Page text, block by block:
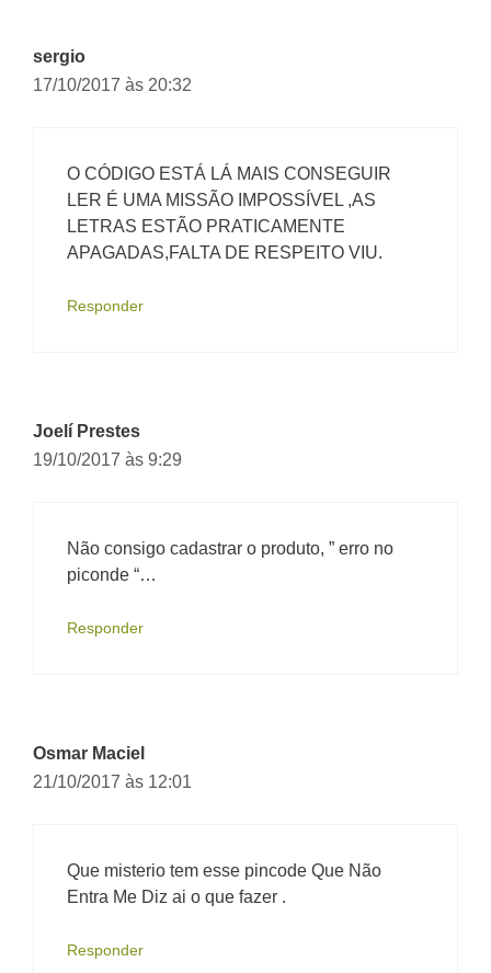
sergio
17/10/2017 às 20:32
O CÓDIGO ESTÁ LÁ MAIS CONSEGUIR
LER É UMA MISSÃO IMPOSSÍVEL ,AS
LETRAS ESTÃO PRATICAMENTE
APAGADAS,FALTA DE RESPEITO VIU.
Responder
Joelí Prestes
19/10/2017 às 9:29
Não consigo cadastrar o produto, ” erro no
piconde “…
Responder
Osmar Maciel
21/10/2017 às 12:01
Que misterio tem esse pincode Que Não
Entra Me Diz ai o que fazer .
Responder